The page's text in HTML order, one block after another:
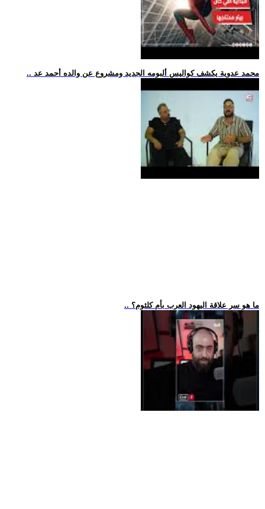
.. محمد عدوية يكشف كواليس ألبومه الجديد ومشروع عن والده أحمد عد
.. ما هو سر علاقة اليهود العرب بأم كلثوم؟